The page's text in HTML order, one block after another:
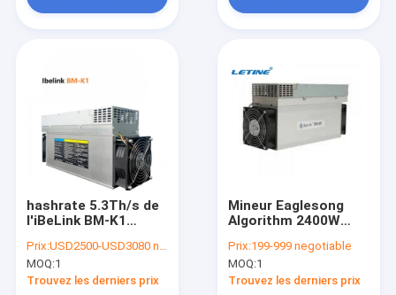
hashrate 5.3Th/s de
l'iBeLink BM-K1
puissance
d'algorithme de
Kadena 835W.
Prix:USD2500-USD3080 negotiable
MOQ:1
Trouvez les derniers prix
Mineur Eaglesong
Algorithm 2400W
6.6Th/S
Prix:199-999 negotiable
MOQ:1
Trouvez les derniers prix